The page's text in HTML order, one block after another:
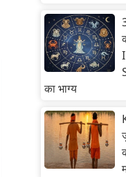
का भाग्य